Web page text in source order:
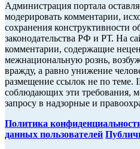
Администрация портала
модерировать комментарии,
сохранения конструктивности
законодательства РФ и РТ. На
комментарии, содержащие
межнациональную рознь,
вражду, а равно унижение
размещение ссылок не по теме.
соблюдающих эти требования,
запросу в надзорные и
Политика
данных пользователей